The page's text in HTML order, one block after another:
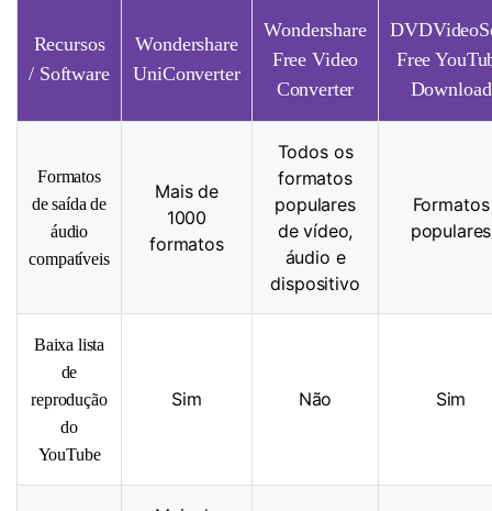
Recursos
/ Software
Wondershare
UniConverter
Wondershare
Free Video
Converter
Free
Download
Formatos
de saída de
áudio
compatíveis
Mais de
1000
formatos
Todos os
formatos
populares
de vídeo,
áudio e
dispositivo
Formatos
populares
Baixa lista
de
reprodução
do
YouTube
Sim Não Sim